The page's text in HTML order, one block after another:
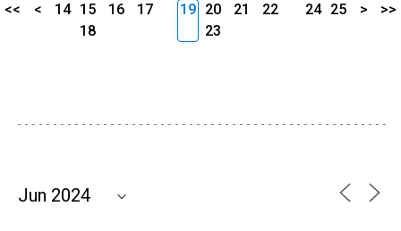
<< < 14 15 16
17
18
19 20 21
22
23
24 25 > >>